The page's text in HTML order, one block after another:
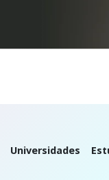
Universidades